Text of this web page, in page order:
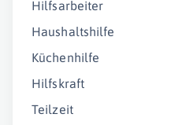
Hilfsarbeiter
Haushaltshilfe
Küchenhilfe
Hilfskraft
Teilzeit